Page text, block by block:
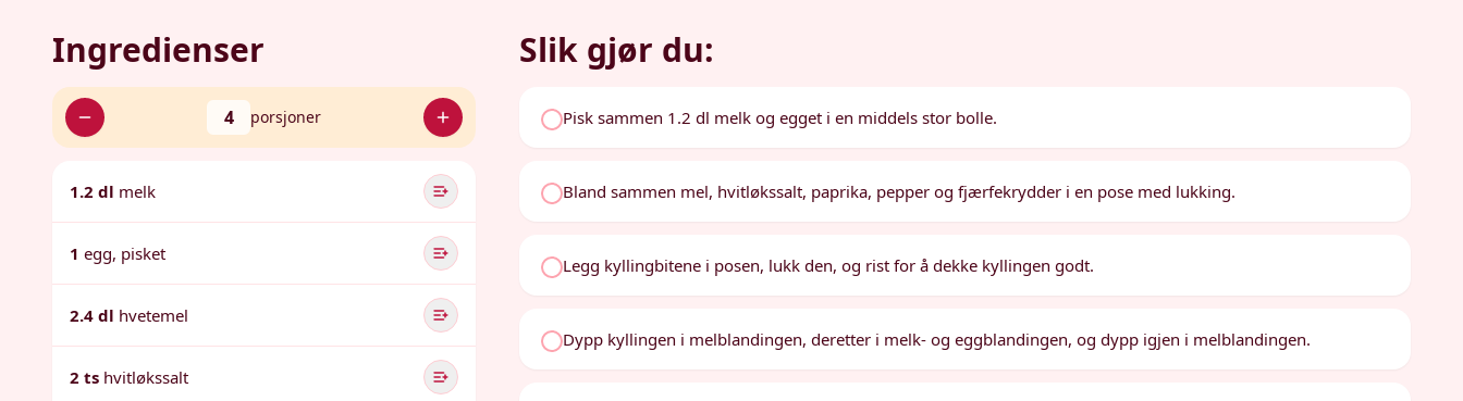
Ingredienser
4 porsjoner
1.2 dl melk
1 egg, pisket
2.4 dl hvetemel
2 ts hvitløkssalt
Slik gjør du:
Pisk sammen 1.2 dl melk og egget i en middels stor bolle.
Bland sammen mel, hvitløkssalt, paprika, pepper og fjærfekrydder i en pose med lukking.
Legg kyllingbitene i posen, lukk den, og rist for å dekke kyllingen godt.
Dypp kyllingen i melblandingen, deretter i melk- og eggblandingen, og dypp igjen i melblandingen.